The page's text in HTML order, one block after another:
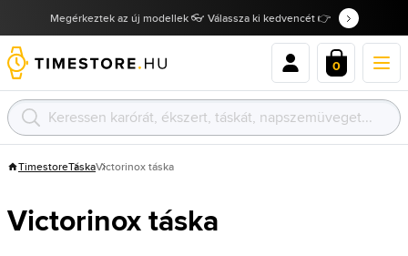
Megérkeztek az új modellek 👓 Válassza ki kedvencét 👉
0
TimestoreTáskaVictorinox táska
Victorinox táska